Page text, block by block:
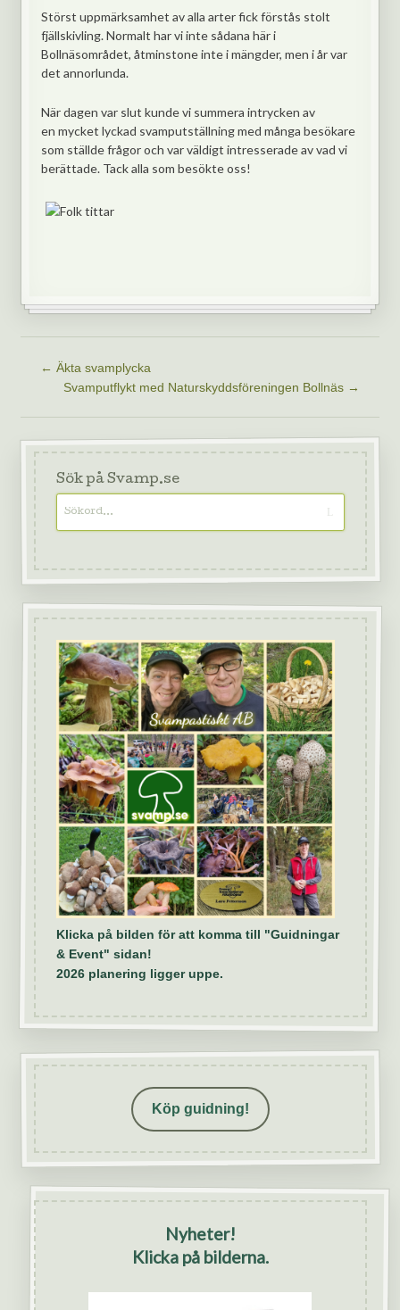
Störst uppmärksamhet av alla arter fick förstås stolt
fjällskivling. Normalt har vi inte sådana här i
Bollnäsområdet, åtminstone inte i mängder, men i år var
det annorlunda.
När dagen var slut kunde vi summera intrycken av
en mycket lyckad svamputställning med många besökare
som ställde frågor och var väldigt intresserade av vad vi
berättade. Tack alla som besökte oss!
← Äkta svamplycka
Svamputflykt med Naturskyddsföreningen Bollnäs →
Sök på Svamp.se
Klicka på bilden för att komma till "Guidningar
& Event" sidan!
2026 planering ligger uppe.
Köp guidning!
Nyheter!
Klicka på bilderna.